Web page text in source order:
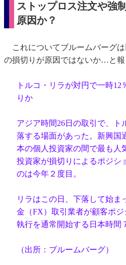
ストップロス注文や強
原因か？
これについてブルームバーグ
の損切りが原因ではないか…と報
トルコ・リラが対円で一時
りか
アジア時間26日の取引で、ト
落する場面があった。新興国
本の個人投資家の間で最も人
投資家が損切りによるポジシ
のは今年２度目。
リラはこの日、下落して始ま
金（FX）取引業者が顧客ポ
執行を通常開始する日本時間
（出所：ブルームバーグ）